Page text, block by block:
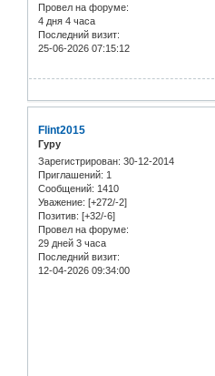
Провел на форуме:
4 дня 4 часа
Последний визит:
25-06-2026 07:15:12
Flint2015
Гуру
Зарегистрирован: 30-12-2014
Приглашений: 1
Сообщений: 1410
Уважение: [+272/-2]
Позитив: [+32/-6]
Провел на форуме:
29 дней 3 часа
Последний визит:
12-04-2026 09:34:00